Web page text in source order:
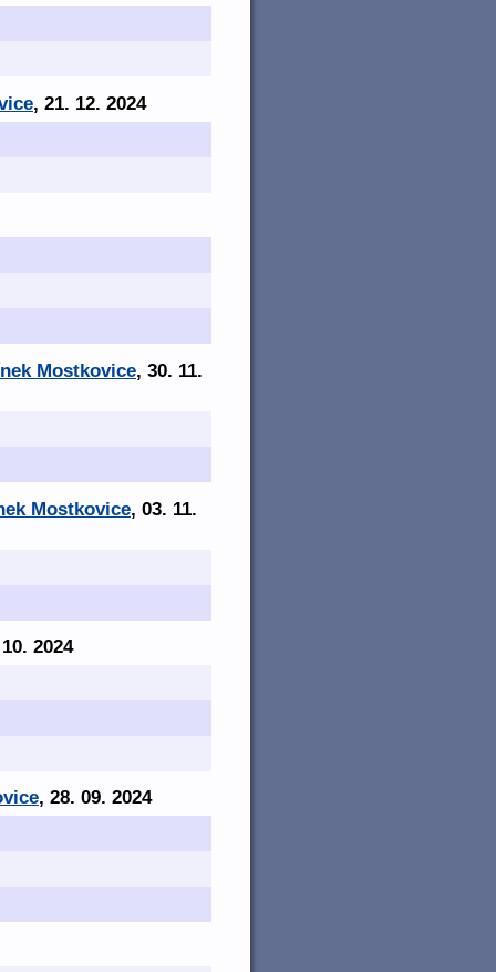
, 21. 12. 2024
Mostkovice, 30. 11.
Mostkovice, 03. 11.
2024
, 28. 09. 2024